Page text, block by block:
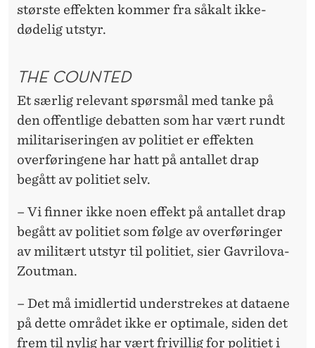
største effekten kommer fra såkalt ikke-
dødelig utstyr.
THE COUNTED
Et særlig relevant spørsmål med tanke på
den offentlige debatten som har vært rundt
militariseringen av politiet er effekten
overføringene har hatt på antallet drap
begått av politiet selv.
– Vi finner ikke noen effekt på antallet drap
begått av politiet som følge av overføringer
av militært utstyr til politiet, sier Gavrilova-
Zoutman.
– Det må imidlertid understrekes at dataene
på dette området ikke er optimale, siden det
frem til nylig har vært frivillig for politiet i